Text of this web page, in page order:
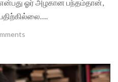
ஓர் அழகான பந்தம்தான்,